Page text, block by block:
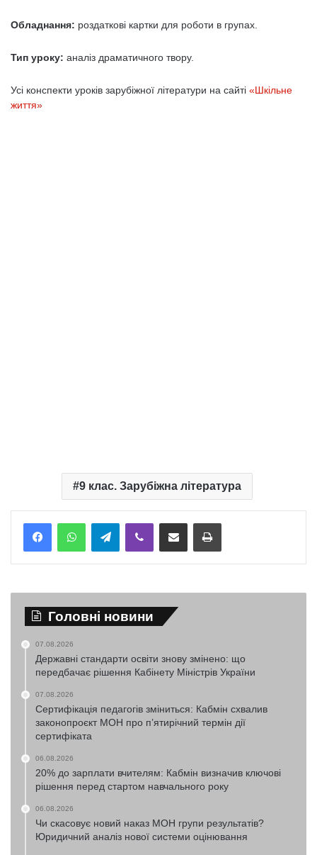
Обладнання: роздаткові картки для роботи в групах.
Тип уроку: аналіз драматичного твору.
Усі конспекти уроків зарубіжної літератури на сайті «Шкільне
життя»
9 клас. Зарубіжна література
TelegramViber Надіслати електронною поштоюНадрукувати
Головні новини
07.08.2026
Державні стандарти освіти знову змінено: що
передбачає рішення Кабінету Міністрів України
07.08.2026
Сертифікація педагогів зміниться: Кабмін схвалив
законопроєкт МОН про п’ятирічний термін дії
сертифіката
06.08.2026
20% до зарплати вчителям: Кабмін визначив ключові
рішення перед стартом навчального року
06.08.2026
Чи скасовує новий наказ МОН групи результатів?
Юридичний аналіз нової системи оцінювання